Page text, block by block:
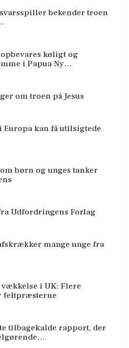
bekender troen
køligt og
i Papua Ny…
om troen på Jesus
Europa kan få utilsigtede
børn og unges tanker
Udfordringens Forlag
mange unge fra
i UK: Flere
feltpræsterne
tilbagekalde rapport, der